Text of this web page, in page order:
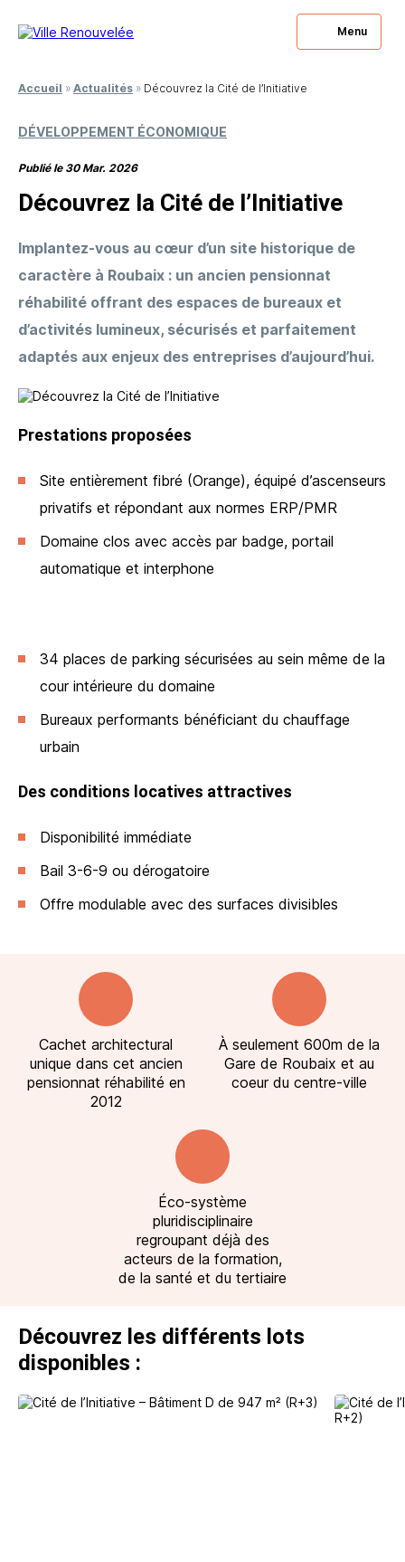
Menu
Accueil » Actualités » Découvrez la Cité de l’Initiative
DÉVELOPPEMENT ÉCONOMIQUE
Publié le 30 Mar. 2026
Découvrez la Cité de l’Initiative
Implantez-vous au cœur d’un site historique de
caractère à Roubaix : un ancien pensionnat
réhabilité offrant des espaces de bureaux et
d’activités lumineux, sécurisés et parfaitement
adaptés aux enjeux des entreprises d’aujourd’hui.
Prestations proposées
Site entièrement fibré (Orange), équipé d’ascenseurs
privatifs et répondant aux normes ERP/PMR
Domaine clos avec accès par badge, portail
automatique et interphone
34 places de parking sécurisées au sein même de la
cour intérieure du domaine
Bureaux performants bénéficiant du chauffage
urbain
Des conditions locatives attractives
Disponibilité immédiate
Bail 3-6-9 ou dérogatoire
Offre modulable avec des surfaces divisibles
Cachet architectural
unique dans cet ancien
pensionnat réhabilité en
2012
À seulement 600m de la
Gare de Roubaix et au
coeur du centre-ville
Éco-système
pluridisciplinaire
regroupant déjà des
acteurs de la formation,
de la santé et du tertiaire
Découvrez les différents lots
disponibles :